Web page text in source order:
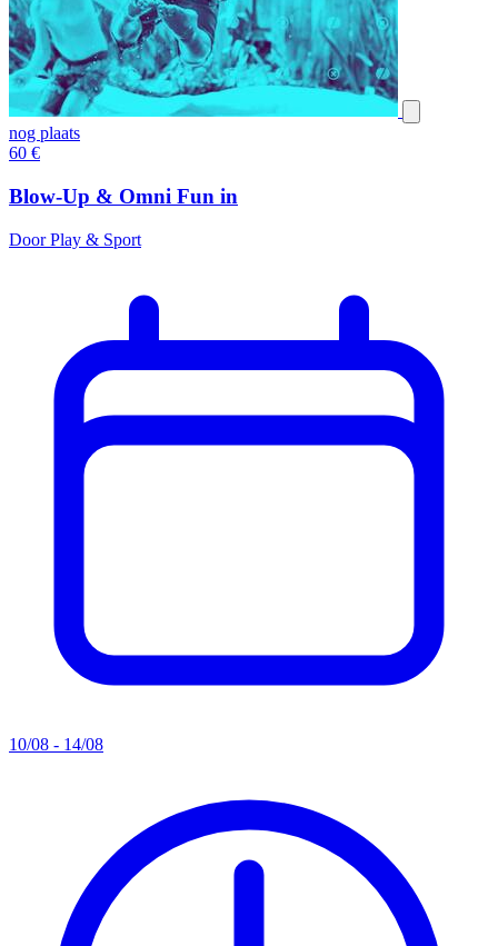
nog plaats
60 €
Blow-Up & Omni Fun in
Door Play & Sport
10/08 - 14/08